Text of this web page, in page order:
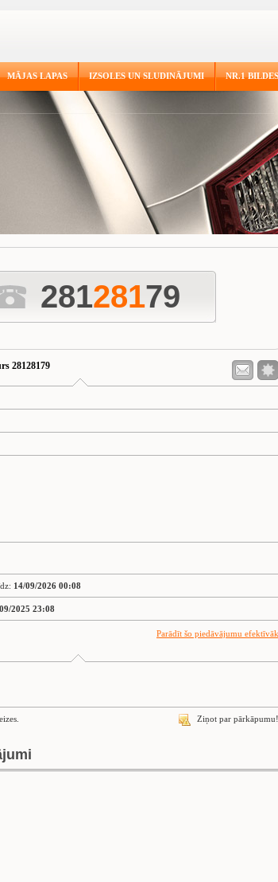
MĀJAS LAPAS IZSOLES UN SLUDINĀJUMI NR.1 BILDES
28128179
28128179
14/09/2026 00:08
2025 23:08
Parādīt šo piedāvājumu efektīvāk
Ziņot par pārkāpumu!